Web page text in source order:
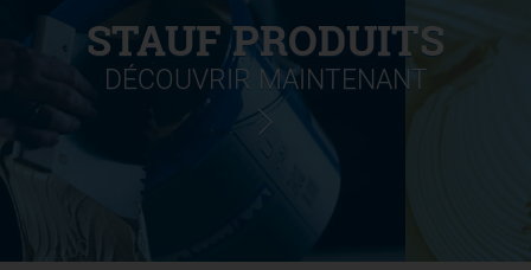
STAUF PRODUITS
DÉCOUVRIR MAINTENANT